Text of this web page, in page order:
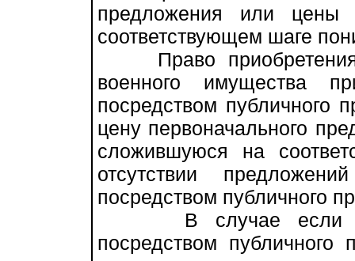
предложения или цены
соответствующем шаге
Право приобретения
военного имущества
посредством публичного
цену первоначального
сложившуюся на
отсутствии
посредством публичного
В случае если
посредством публичного